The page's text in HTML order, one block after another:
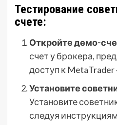
Тестирование
счете:
Откройте демо-
счет у брокера,
доступ к MetaTrader
Установите
Установите
следуя